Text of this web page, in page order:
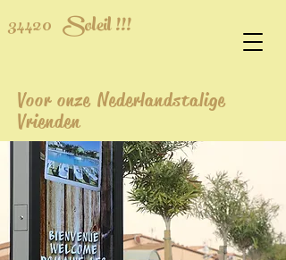
34420 Soleil !!!
Voor onze Nederlandstalige
Vrienden